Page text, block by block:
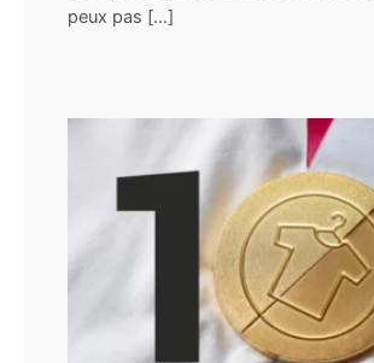
peux pas […]